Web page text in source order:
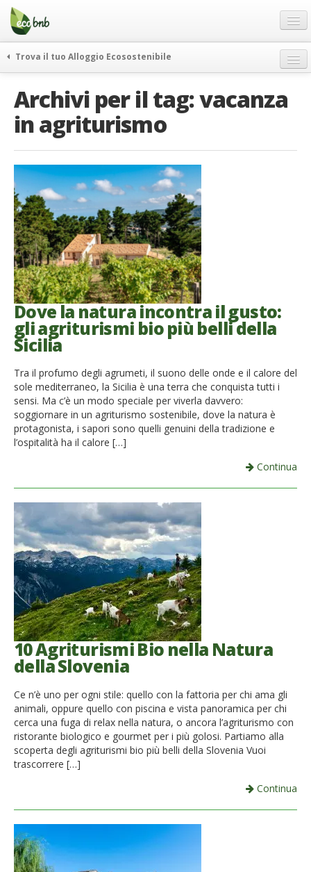
Menu
Salta
contenuto
Offerte Speciali
Regali
FAQ
Chi Siamo
Partner
Contatti
Italiano
German
English
Spanish
French
Trova il tuo Alloggio Ecosostenibile
itinerari
curiosità
news ed eventi
ecohotel
rassegna stampa
Archivi per il tag:vacanza
in agriturismo
Dove la natura incontra il gusto:
gli agriturismi bio più belli della
Sicilia
Tra il profumo degli agrumeti, il suono delle onde e il calore del
sole mediterraneo, la Sicilia è una terra che conquista tutti i
sensi. Ma c’è un modo speciale per viverla davvero:
soggiornare in un agriturismo sostenibile, dove la natura è
protagonista, i sapori sono quelli genuini della tradizione e
l’ospitalità ha il calore […]
Continua
10 Agriturismi Bio nella Natura
della Slovenia
Ce n’è uno per ogni stile: quello con la fattoria per chi ama gli
animali, oppure quello con piscina e vista panoramica per chi
cerca una fuga di relax nella natura, o ancora l’agriturismo con
ristorante biologico e gourmet per i più golosi. Partiamo alla
scoperta degli agriturismi bio più belli della Slovenia Vuoi
trascorrere […]
Continua